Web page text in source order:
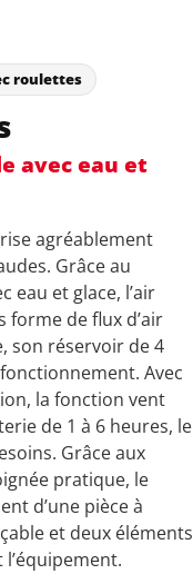
roulettes
avec eau et
agréablement
Grâce au
eau et glace, l’air
de flux d’air
son réservoir de 4
Avec
la fonction vent
de 1 à 6 heures, le
Grâce aux
pratique, le
d’une pièce à
et deux éléments